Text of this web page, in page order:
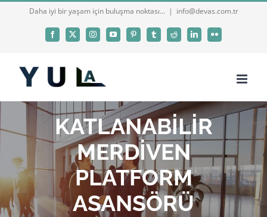
Daha iyi bir yaşam için buluşma noktası... | info@devas.com.tr
Facebook
X InstagramYouTubePinterestTumblrReddit LinkedInFlickr
KATLANABİLİR
MERDİVEN
PLATFORM
ASANSÖRÜ